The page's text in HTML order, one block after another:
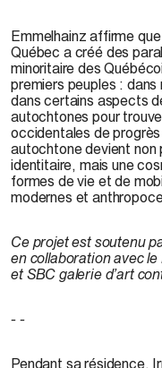
Emmelhainz affirme
Québec a créé des
minoritaire des
premiers peuples :
dans certains aspects
autochtones pour
occidentales de
autochtone devient non
identitaire, mais une
formes de vie et de
modernes et
Ce projet est soutenu
en collaboration avec
et SBC galerie d’art
- -
Pendant sa résidence,